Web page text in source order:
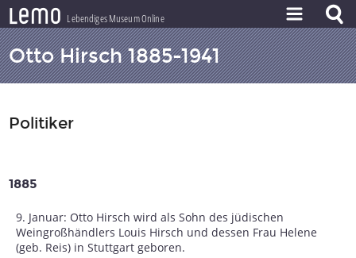
lemo Lebendiges Museum Online
ZEITSTRAHL
THEMEN
LERNEN
PROJEKT
Otto Hirsch 1885-1941
Politiker
1885
9. Januar: Otto Hirsch wird als Sohn des jüdischen
Weingroßhändlers Louis Hirsch und dessen Frau Helene
(geb. Reis) in Stuttgart geboren.